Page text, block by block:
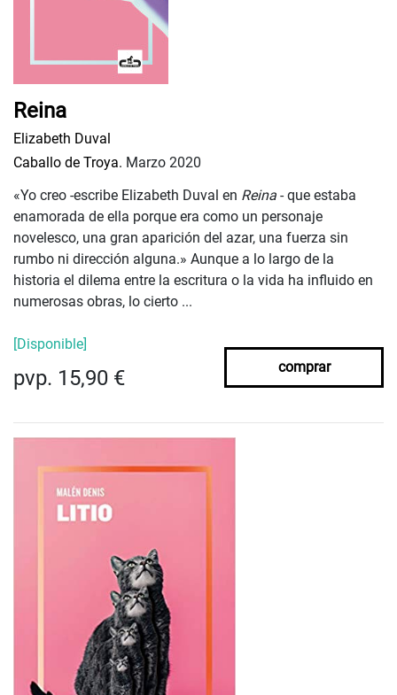
Reina
Elizabeth Duval
Caballo de Troya. Marzo 2020
«Yo creo -escribe Elizabeth Duval en Reina - que estaba
enamorada de ella porque era como un personaje
novelesco, una gran aparición del azar, una fuerza sin
rumbo ni dirección alguna.» Aunque a lo largo de la
historia el dilema entre la escritura o la vida ha influido en
numerosas obras, lo cierto ...
[Disponible]
pvp. 15,90 € comprar